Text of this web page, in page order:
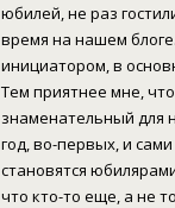
юбилей, не раз
время на нашем
инициатором, в
Тем приятнее мне,
знаменательный для
год, во-первых, и
становятся
что кто-то еще, а не